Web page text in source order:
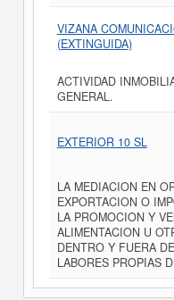
VIZANA
(EXTINGUIDA)
ACTIVIDAD
GENERAL.
EXTERIOR 10 SL
LA MEDIACION EN
EXPORTACION O
LA PROMOCION Y
ALIMENTACION U
DENTRO Y FUERA
LABORES PROPIAS